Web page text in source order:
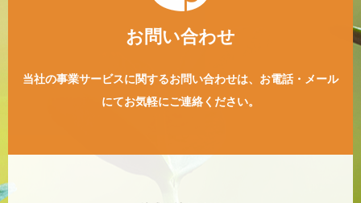
お問い合わせ
当社の事業サービスに関するお問い合わせは、 お電話・メール
にてお気軽にご連絡ください。